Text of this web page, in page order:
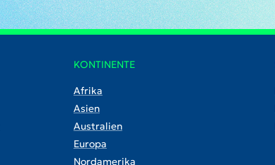
KONTINENTE
Afrika
Asien
Australien
Europa
Nordamerika